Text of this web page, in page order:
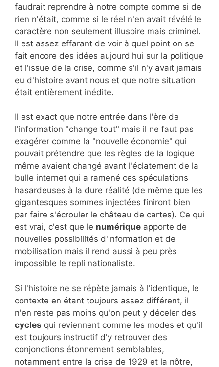
faudrait reprendre à notre compte comme si de
rien n'était, comme si le réel n'en avait révélé le
caractère non seulement illusoire mais criminel.
Il est assez effarant de voir à quel point on se
fait encore des idées aujourd'hui sur la politique
et l'issue de la crise, comme s'il n'y avait jamais
eu d'histoire avant nous et que notre situation
était entièrement inédite.
Il est exact que notre entrée dans l'ère de
l'information "change tout" mais il ne faut pas
exagérer comme la "nouvelle économie" qui
pouvait prétendre que les règles de la logique
même avaient changé avant l'éclatement de la
bulle internet qui a ramené ces spéculations
hasardeuses à la dure réalité (de même que les
gigantesques sommes injectées finiront bien
par faire s'écrouler le château de cartes). Ce qui
est vrai, c'est que le numérique apporte de
nouvelles possibilités d'information et de
mobilisation mais il rend aussi à peu près
impossible le repli nationaliste.
Si l'histoire ne se répète jamais à l'identique, le
contexte en étant toujours assez différent, il
n'en reste pas moins qu'on peut y déceler des
cycles qui reviennent comme les modes et qu'il
est toujours instructif d'y retrouver des
conjonctions étonnement semblables,
notamment entre la crise de 1929 et la nôtre,